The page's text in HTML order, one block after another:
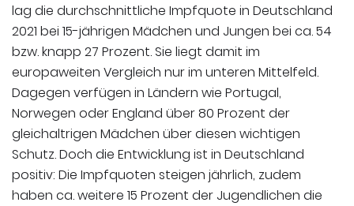
lag die durchschnittliche Impfquote in Deutschland
2021 bei 15-jährigen Mädchen und Jungen bei ca. 54
bzw. knapp 27 Prozent. Sie liegt damit im
europaweiten Vergleich nur im unteren Mittelfeld.
Dagegen verfügen in Ländern wie Portugal,
Norwegen oder England über 80 Prozent der
gleichaltrigen Mädchen über diesen wichtigen
Schutz. Doch die Entwicklung ist in Deutschland
positiv: Die Impfquoten steigen jährlich, zudem
haben ca. weitere 15 Prozent der Jugendlichen die